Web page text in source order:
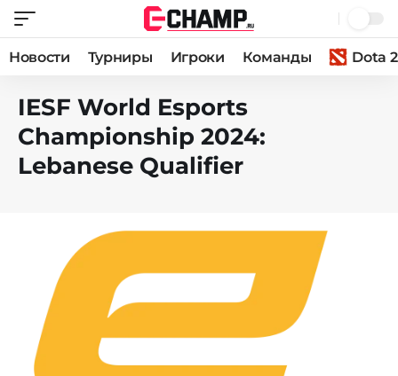
Новости Турниры Игроки Команды Dota 2
IESF World Esports
Championship 2024:
Lebanese Qualifier